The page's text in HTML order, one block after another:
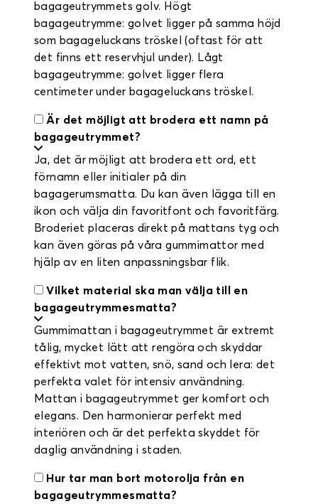
bagageutrymmets golv. Högt
bagageutrymme: golvet ligger på samma höjd
som bagageluckans tröskel (oftast för att
det finns ett reservhjul under). Lågt
bagageutrymme: golvet ligger flera
centimeter under bagageluckans tröskel.
Är det möjligt att brodera ett namn på
bagageutrymmet?
Ja, det är möjligt att brodera ett ord, ett
förnamn eller initialer på din
bagagerumsmatta. Du kan även lägga till en
ikon och välja din favoritfont och favoritfärg.
Broderiet placeras direkt på mattans tyg och
kan även göras på våra gummimattor med
hjälp av en liten anpassningsbar flik.
Vilket material ska man välja till en
bagageutrymmesmatta?
Gummimattan i bagageutrymmet är extremt
tålig, mycket lätt att rengöra och skyddar
effektivt mot vatten, snö, sand och lera: det
perfekta valet för intensiv användning.
Mattan i bagageutrymmet ger komfort och
elegans. Den harmonierar perfekt med
interiören och är det perfekta skyddet för
daglig användning i staden.
Hur tar man bort motorolja från en
bagageutrymmesmatta?